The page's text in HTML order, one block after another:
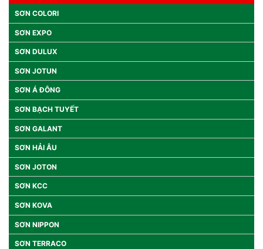
SƠN COLORI
SƠN EXPO
SƠN DULUX
SƠN JOTUN
SƠN Á ĐÔNG
SƠN BẠCH TUYẾT
SƠN GALANT
SƠN HẢI ÂU
SƠN JOTON
SƠN KCC
SƠN KOVA
SƠN NIPPON
SƠN TERRACO